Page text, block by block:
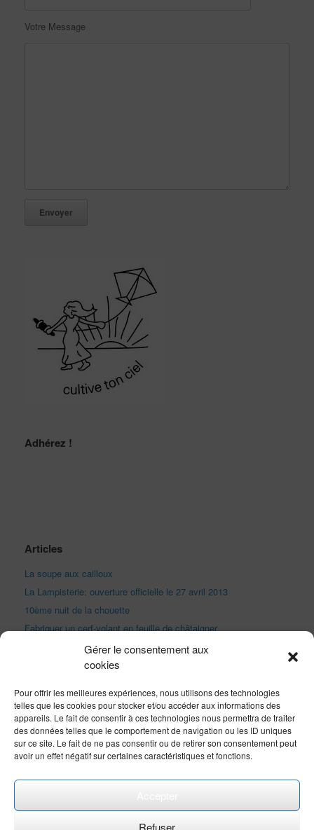
Gérer le consentement aux
cookies
Pour offrir les meilleures expériences, nous utilisons des technologies
telles que les cookies pour stocker et/ou accéder aux informations des
appareils. Le fait de consentir à ces technologies nous permettra de traiter
des données telles que le comportement de navigation ou les ID uniques
sur ce site. Le fait de ne pas consentir ou de retirer son consentement peut
avoir un effet négatif sur certaines caractéristiques et fonctions.
Refuser
Votre Message
Adhérez !
Articles
La soupe aux cailloux
La Lampisterie: ouverture officielle le 27 avril 2013
10ème nuit de la chouette
Fabriquer un cerf-volant en feuille de châtaigner
Festival de Marines
Fête du vent à Marseille
More Info